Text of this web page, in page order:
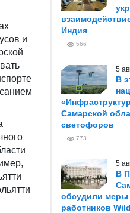
и
Индия
566
5
В
Самарской
светофоров
773
5
В
обсудили меры
работников